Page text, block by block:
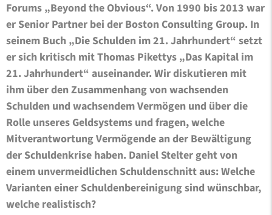
Forums „Beyond the Obvious“. Von 1990 bis 2013 war
er Senior Partner bei der Boston Consulting Group. In
seinem Buch „Die Schulden im 21. Jahrhundert“ setzt
er sich kritisch mit Thomas Pikettys „Das Kapital im
21. Jahrhundert“ auseinander. Wir diskutieren mit
ihm über den Zusammenhang von wachsenden
Schulden und wachsendem Vermögen und über die
Rolle unseres Geldsystems und fragen, welche
Mitverantwortung Vermögende an der Bewältigung
der Schuldenkrise haben. Daniel Stelter geht von
einem unvermeidlichen Schuldenschnitt aus: Welche
Varianten einer Schuldenbereinigung sind wünschbar,
welche realistisch?